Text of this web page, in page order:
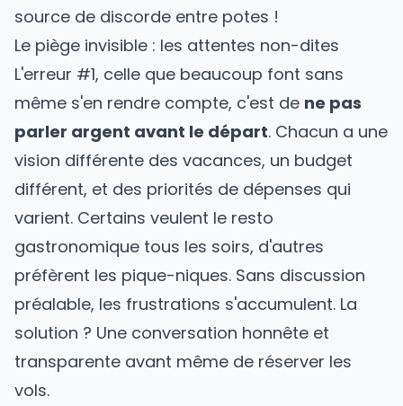
source de discorde entre potes !
Le piège invisible : les attentes non-dites
L'erreur #1, celle que beaucoup font sans
même s'en rendre compte, c'est de ne pas
parler argent avant le départ. Chacun a une
vision différente des vacances, un budget
différent, et des priorités de dépenses qui
varient. Certains veulent le resto
gastronomique tous les soirs, d'autres
préfèrent les pique-niques. Sans discussion
préalable, les frustrations s'accumulent. La
solution ? Une conversation honnête et
transparente avant même de réserver les
vols.